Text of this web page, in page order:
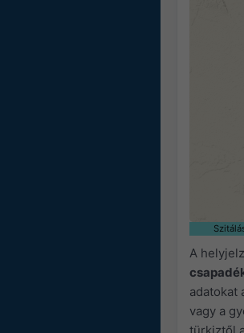
A
adatokat
vagy a